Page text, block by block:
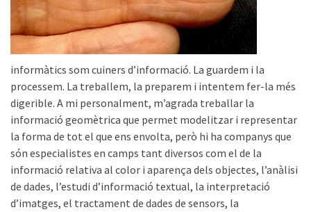
informàtics som cuiners d’informació. La guardem i la
processem. La treballem, la preparem i intentem fer-la més
digerible. A mi personalment, m’agrada treballar la
informació geomètrica que permet modelitzar i representar
la forma de tot el que ens envolta, però hi ha companys que
són especialistes en camps tant diversos com el de la
informació relativa al color i aparença dels objectes, l’anàlisi
de dades, l’estudi d’informació textual, la interpretació
d’imatges, el tractament de dades de sensors, la